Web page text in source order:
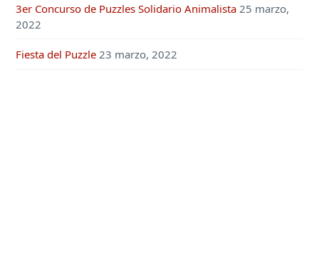
3er Concurso de Puzzles Solidario Animalista 25 marzo,
2022
Fiesta del Puzzle 23 marzo, 2022